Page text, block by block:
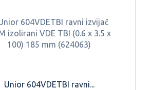
Unior 604VDETBI ravni...